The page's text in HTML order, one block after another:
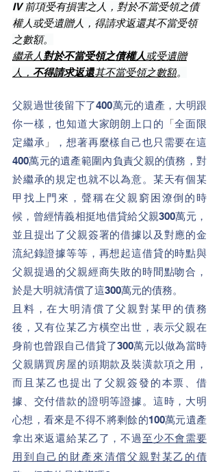
IV 前項受有損害之人，對於不當受領之債
權人或受遺贈人，得請求返還其不當受領
之數額。
繼承人 對於不當受領之債權人 或受遺贈
人， 不得請求返還其不當受領之數額。
父親過世後留下了400萬元的遺產，大明跟
你一樣，也知道大家朗朗上口的 「全面限
定繼承 」
，想著再麼樣自己也只需要在這
400萬元的遺產範圍內負責父親的債務，對
於繼承的規定也就不以為意。某天有個某
甲找上門來，聲稱在父親窮困潦倒的時
候，曾經情義相挺地借貸給父親300萬元，
並且提出了父親簽署的借據以及對應的金
流紀錄證據等等，再想起這借貸的時點與
父親提過的父親經商失敗的時間點吻合，
於是大明就清償了這300萬元的債務。
且料，在大明清償了父親對某甲的債務
後，又有位某乙方橫空出世，表示父親在
身前也曾跟自己借貸了300萬元以做為當時
父親購買房屋的頭期款及裝潢款項之用，
而且某乙也提出了父親簽發的本票、借
據、交付借款的證明等證據。這時，大明
心想，看來是不得不將剩餘的100萬元遺產
拿出來返還給某乙了，不過至少不會需要
用到自己的財產來清償父親對某乙的債